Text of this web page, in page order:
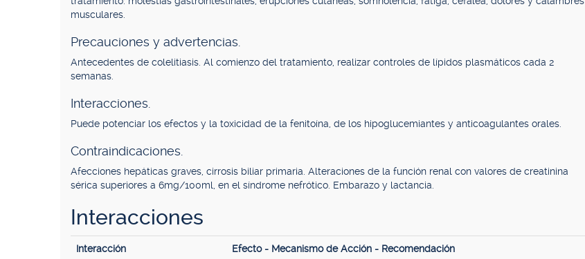
musculares.
Precauciones y advertencias.
Antecedentes de colelitiasis. Al comienzo del tratamiento, realizar controles de lípidos plasmáticos cada 2
semanas.
Interacciones.
Puede potenciar los efectos y la toxicidad de la fenitoína, de los hipoglucemiantes y anticoagulantes orales.
Contraindicaciones.
Afecciones hepáticas graves, cirrosis biliar primaria. Alteraciones de la función renal con valores de creatinina
sérica superiores a 6mg/100ml, en el síndrome nefrótico. Embarazo y lactancia.
Interacciones
Interacción Efecto - Mecanismo de Acción - Recomendación